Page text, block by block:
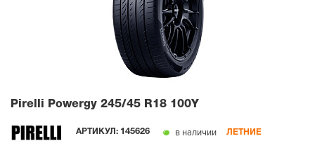
Pirelli Powergy 245/45 R18 100Y
АРТИКУЛ: 145626 в наличии ЛЕТНИЕ